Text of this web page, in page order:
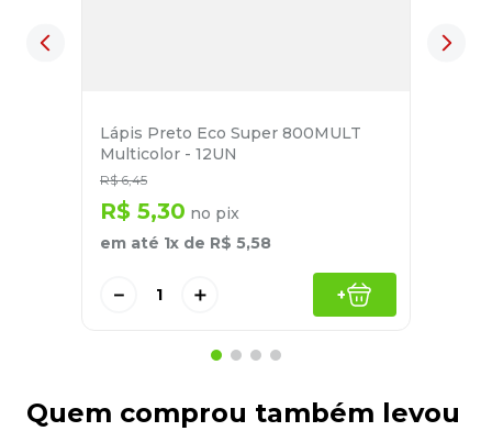
Lápis Preto Eco Super 800MULT
Multicolor - 12UN
R$ 6,45
R$ 5,30 no pix
em até 1x de R$ 5,58
＋
－ +
Quem comprou também levou